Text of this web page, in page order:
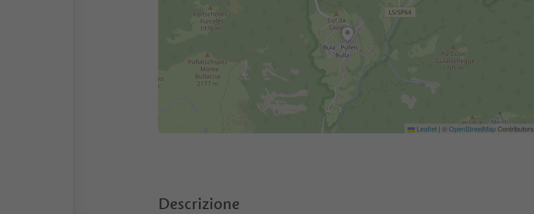
Leaflet | ©OpenStreetMapContributors
Descrizione